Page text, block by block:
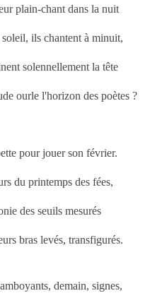
plain-chant dans la nuit
ils chantent à minuit,
solennellement la tête
ourle l'horizon des poètes ?
pour jouer son février.
du printemps des fées,
des seuils mesurés
bras levés, transfigurés.
demain, signes,